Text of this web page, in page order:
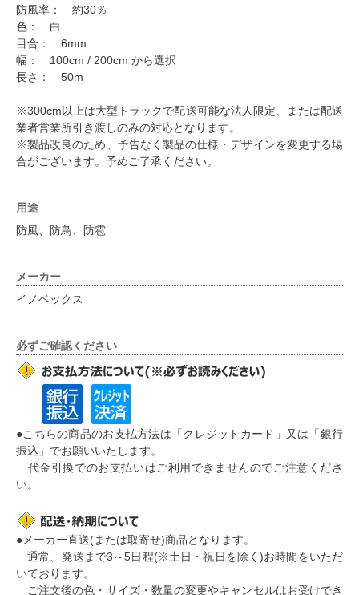
防風率： 約30％
色： 白
目合： 6mm
幅： 100cm / 200cm から選択
長さ： 50m
※300cm以上は大型トラックで配送可能な法人限定、または配送
業者営業所引き渡しのみの対応となります。
※製品改良のため、予告なく製品の仕様・デザインを変更する場
合がございます。予めご了承ください。
用途
防風、防鳥、防雹
メーカー
イノベックス
必ずご確認ください
●こちらの商品のお支払方法は「クレジットカード」又は「銀行
振込」でお願いいたします。
代金引換でのお支払いはご利用できませんのでご注意くださ
い。
●メーカー直送(または取寄せ)商品となります。
通常、発送まで3～5日程(※土日・祝日を除く)お時間をいただ
いております。
ご注文後の色・サイズ・数量の変更やキャンセルはお受けでき